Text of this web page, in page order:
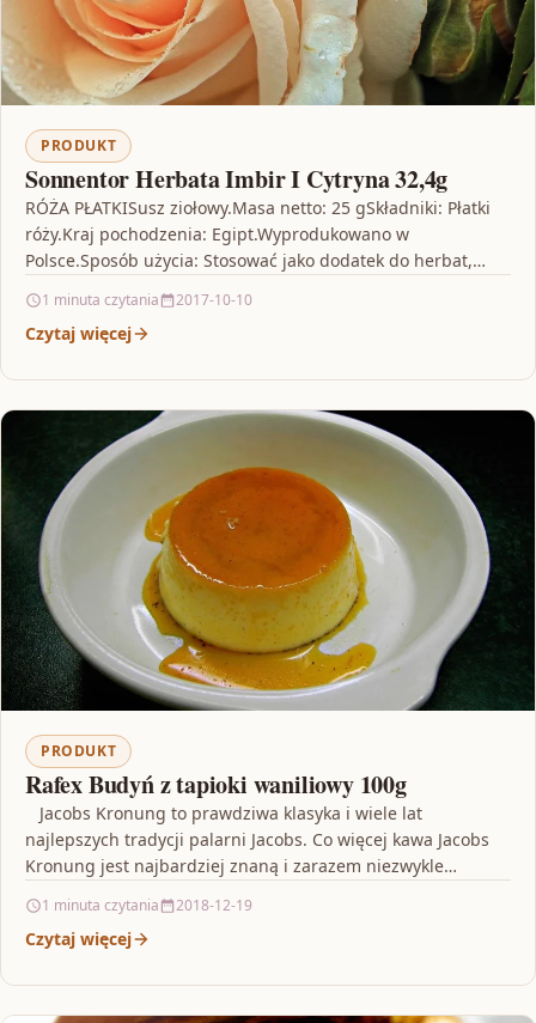
PRODUKT
Sonnentor Herbata Imbir I Cytryna 32,4g
RÓŻA PŁATKISusz ziołowy.Masa netto: 25 gSkładniki: Płatki
róży.Kraj pochodzenia: Egipt.Wyprodukowano w
Polsce.Sposób użycia: Stosować jako dodatek do herbat,
1 minuta czytania 2017-10-10
Czytaj więcej
PRODUKT
Rafex Budyń z tapioki waniliowy 100g
Jacobs Kronung to prawdziwa klasyka i wiele lat
najlepszych tradycji palarni Jacobs. Co więcej kawa Jacobs
Kronung jest najbardziej znaną i zarazem niezwykle…
1 minuta czytania 2018-12-19
Czytaj więcej